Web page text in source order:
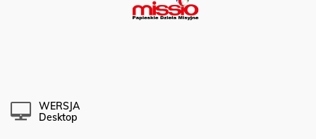
WERSJA
Desktop